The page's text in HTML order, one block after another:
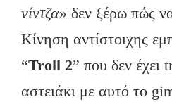
νίντζα» δεν ξέρω πώς
Κίνηση αντίστοιχης
“Troll 2” που δεν έχει
αστειάκι με αυτό το